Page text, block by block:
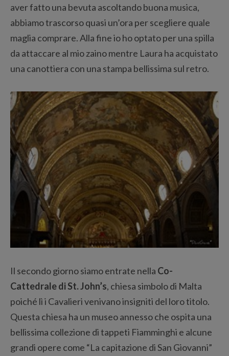
aver fatto una bevuta ascoltando buona musica,
abbiamo trascorso quasi un’ora per scegliere quale
maglia comprare. Alla fine io ho optato per una spilla
da attaccare al mio zaino mentre Laura ha acquistato
una canottiera con una stampa bellissima sul retro.
Il secondo giorno siamo entrate nella Co-
Cattedrale di St. John’s, chiesa simbolo di Malta
poiché lì i Cavalieri venivano insigniti del loro titolo.
Questa chiesa ha un museo annesso che ospita una
bellissima collezione di tappeti Fiamminghi e alcune
grandi opere come “La capitazione di San Giovanni”